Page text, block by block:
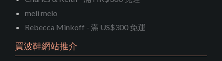
meli melo
Rebecca Minkoff - 滿 US$300 免運
買波鞋網站推介